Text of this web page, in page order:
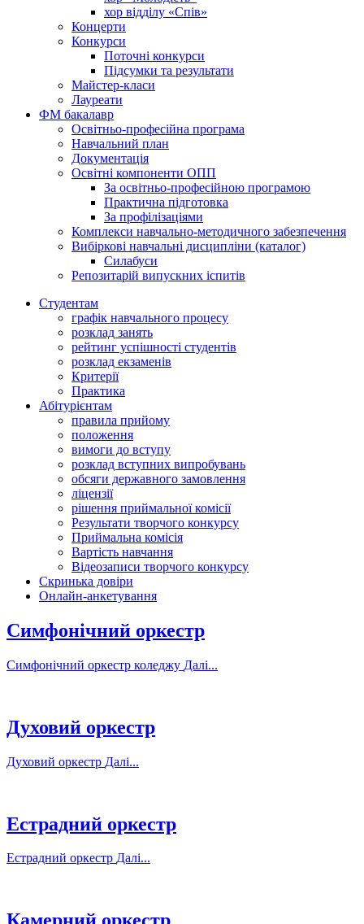
хор відділу «Спів»
Концерти
Конкурси
Поточні конкурси
Підсумки та результати
Майстер-класи
Лауреати
ФМ бакалавр
Освітньо-професійна програма
Навчальний план
Документація
Освітні компоненти ОПП
За освітньо-професійною програмою
Практична підготовка
За профілізаціями
Комплекси навчально-методичного забезпечення
Вибіркові навчальні дисципліни (каталог)
Силабуси
Репозитарій випускних іспитів
Студентам
графік навчального процесу
розклад занять
рейтинг успішності студентів
розклад екзаменів
Критерії
Практика
Абітурієнтам
правила прийому
положення
вимоги до вступу
розклад вступних випробувань
обсяги державного замовлення
ліцензії
рішення приймальної комісії
Результати творчого конкурсу
Приймальна комісія
Вартість навчання
Відеозаписи творчого конкурсу
Скринька довіри
Онлайн-анкетування
Симфонічний оркестр
Симфонічний оркестр коледжу Далі...
Духовий оркестр
Духовий оркестр Далі...
Естрадний оркестр
Естрадний оркестр Далі...